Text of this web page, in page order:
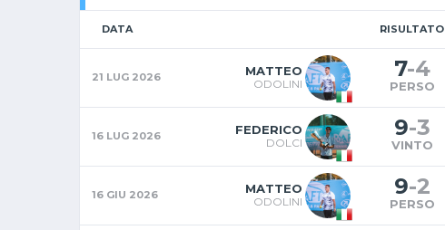
DATA RISULTATO
21 LUG 2026 MATTEO
ODOLINI
7-4
PERSO
16 LUG 2026 FEDERICO
DOLCI
9-3
VINTO
16 GIU 2026 MATTEO
ODOLINI
9-2
PERSO